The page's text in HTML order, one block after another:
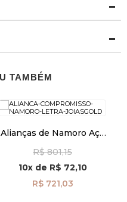
TAMBÉM
Alianças de Namoro Aço
Zircônia alf081-1
R$ 801,15
10xde R$ 72,10
R$ 721,03